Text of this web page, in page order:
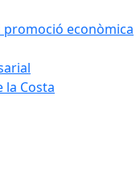
promoció econòmica
la Costa